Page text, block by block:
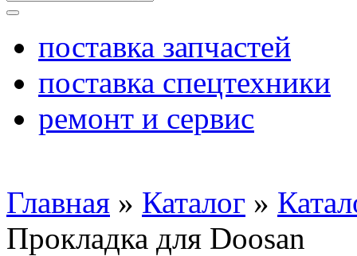
поставка запчастей
поставка спецтехники
ремонт и сервис
Главная » Каталог »
Прокладка для Doosan